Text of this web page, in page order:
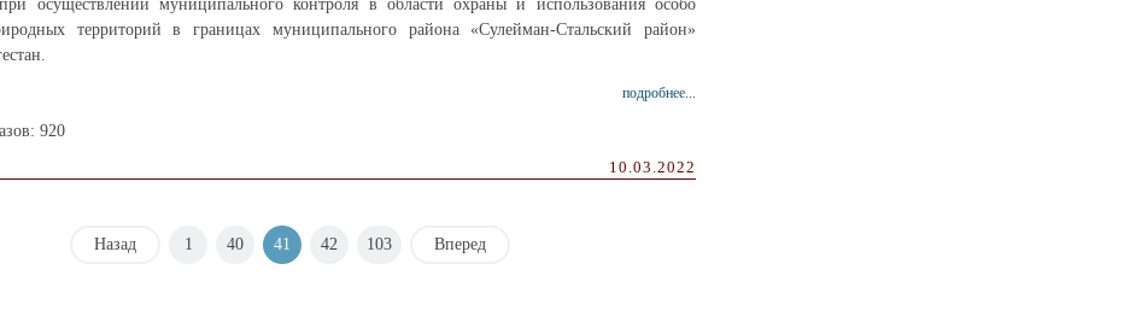
осуществлении муниципального контроля в области охраны и использования особо
территорий в границах муниципального района «Сулейман-Стальский район»
подробнее...
920
10.03.2022
Назад 1 40 41 42 103 Вперед